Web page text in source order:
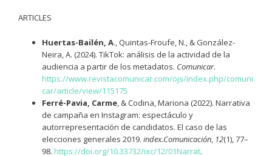
ARTICLES
Huertas-Bailén, A., Quintas-Froufe, N., & González-
Neira, A. (2024). TikTok: análisis de la actividad de la
audiencia a partir de los metadatos. Comunicar.
https://www.revistacomunicar.com/ojs/index.php/comuni
car/article/view/115175
Ferré-Pavia, Carme, & Codina, Mariona (2022). Narrativa
de campaña en Instagram: espectáculo y
autorrepresentación de candidatos. El caso de las
elecciones generales 2019. index.Comunicación, 12(1), 77–
98. https://doi.org/10.33732/ixc/12/01Narrat.